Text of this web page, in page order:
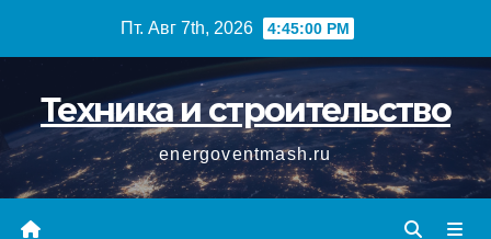
Пт. Авг 7th, 2026 4:45:01 PM
Техника и строительство
energoventmash.ru